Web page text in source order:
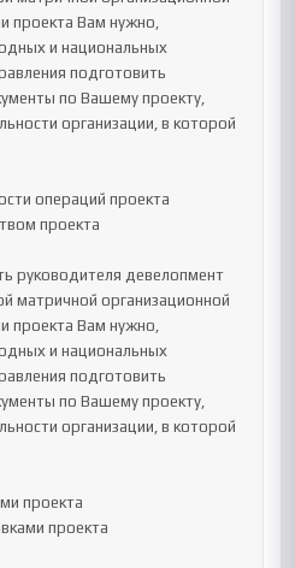
проекта Вам нужно,
и национальных
подготовить
по Вашему проекту,
организации, в которой
руководителя девелопмент
матричной организационной
проекта Вам нужно,
и национальных
подготовить
по Вашему проекту,
организации, в которой